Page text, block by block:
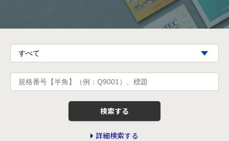
検索する
詳細検索する